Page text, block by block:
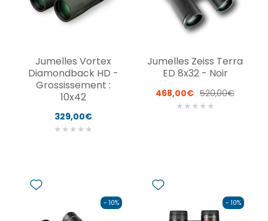
Jumelles Vortex
Diamondback HD -
Grossissement :
10x42
329,00€
★ ★ ★ ★ ★
Jumelles Zeiss Terra
ED 8x32 - Noir
468,00€ 520,00€
★ ★ ★ ★ ★
- 10% - 10%